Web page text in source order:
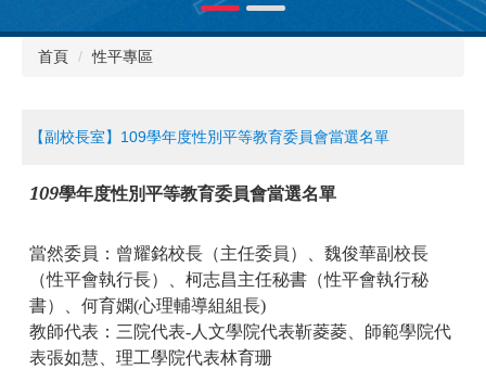
首頁 性平專區
【副校長室】109學年度性別平等教育委員會當選名單
109學年度性別平等教育委員會當選名單
當然委員：曾耀銘校長（主任委員）、魏俊華副校長
（性平會執行長）、柯志昌主任秘書（性平會執行秘
書）、何育嫻(心理輔導組組長)
教師代表：三院代表-人文學院代表靳菱菱、師範學院代
表張如慧、理工學院代表林育珊